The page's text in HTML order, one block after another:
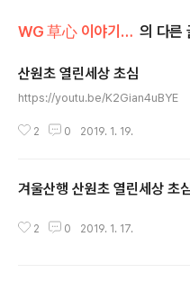
WG 草心 이야기 002 의 다른
산원초 열린세상 초심
https://youtu.be/K2Gian4uBYE
2 0 2019. 1. 19.
겨울산행 산원초 열린세상 초
2 0 2019. 1. 17.